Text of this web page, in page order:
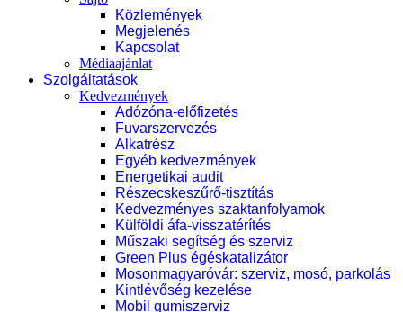
Közlemények
Megjelenés
Kapcsolat
Médiaajánlat
Szolgáltatások
Kedvezmények
Adózóna-előfizetés
Fuvarszervezés
Alkatrész
Egyéb kedvezmények
Energetikai audit
Részecskeszűrő-tisztítás
Kedvezményes szaktanfolyamok
Külföldi áfa-visszatérítés
Műszaki segítség és szerviz
Green Plus égéskatalizátor
Mosonmagyaróvár: szerviz, mosó, parkolás
Kintlévőség kezelése
Mobil gumiszerviz